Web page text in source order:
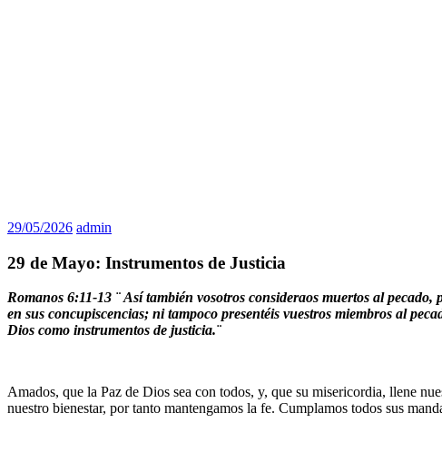
29/05/2026 admin
29 de Mayo: Instrumentos de Justicia
Romanos 6:11-13 ¨ Así también vosotros consideraos muertos al
en sus concupiscencias; ni tampoco presentéis vuestros miembros al
Dios como instrumentos de justicia.¨
Amados, que la Paz de Dios sea con todos, y, que su misericordia, llene
nuestro bienestar, por tanto mantengamos la fe. Cumplamos todos sus